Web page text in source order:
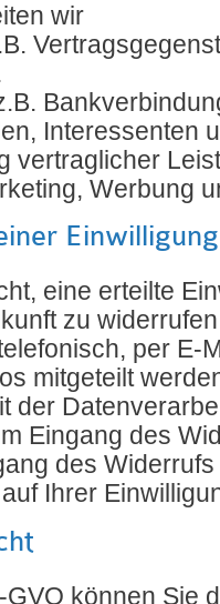
wir
Interessenten
vertraglicher
Werbung
Einwilligung
eine erteilte
zu
per E-
mitgeteilt
der
Eingang des
des
Ihrer
können Sie